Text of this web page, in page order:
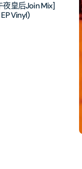
夜皇后Join Mix]
Vinyl)